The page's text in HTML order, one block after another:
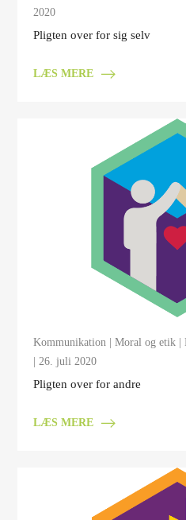
2020
Pligten over for sig selv
LÆS MERE
Kommunikation |Moral og etik |
| 26. juli 2020
Pligten over for andre
LÆS MERE